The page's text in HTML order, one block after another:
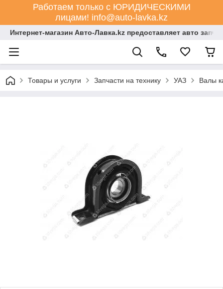
Работаем только с ЮРИДИЧЕСКИМИ
лицами! info@auto-lavka.kz
Интернет-магазин Авто-Лавка.kz предоставляет авто
Товары и услуги Запчасти на технику УАЗ Валы